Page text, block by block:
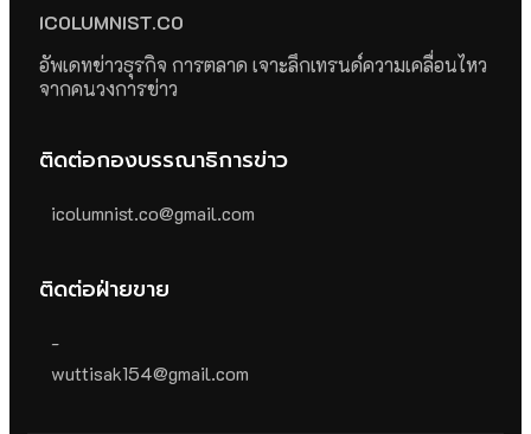
ICOLUMNIST.CO
อัพเดทข่าวธุรกิจ การตลาด เจาะลึกเทรนด์ความเคลื่อนไหว
จากคนวงการข่าว
ติดต่อกองบรรณาธิการข่าว
icolumnist.co@gmail.com
ติดต่อฝ่ายขาย
-
wuttisak154@gmail.com